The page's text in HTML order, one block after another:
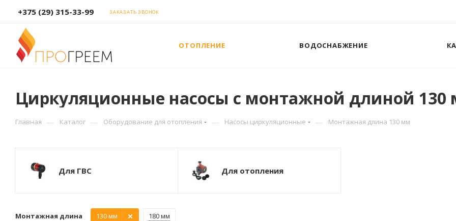
+375 (29) 315-33-99 ЗАКАЗАТЬ ЗВОНОК
ОТОПЛЕНИЕ ВОДОСНАБЖЕНИЕ
Циркуляционные насосы с монтажной длиной
Главная — Каталог — Оборудование для отопления — Насосы циркуляционные — Монтажная длина 130 мм
Для ГВС Для отопления
Монтажная длина 130 мм 180 мм